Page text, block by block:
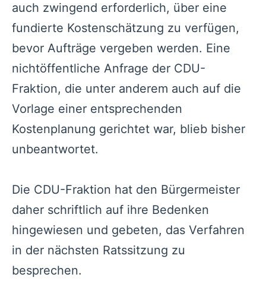
auch zwingend erforderlich, über eine
fundierte Kostenschätzung zu verfügen,
bevor Aufträge vergeben werden. Eine
nichtöffentliche Anfrage der CDU-
Fraktion, die unter anderem auch auf die
Vorlage einer entsprechenden
Kostenplanung gerichtet war, blieb bisher
unbeantwortet.
Die CDU-Fraktion hat den Bürgermeister
daher schriftlich auf ihre Bedenken
hingewiesen und gebeten, das Verfahren
in der nächsten Ratssitzung zu
besprechen.